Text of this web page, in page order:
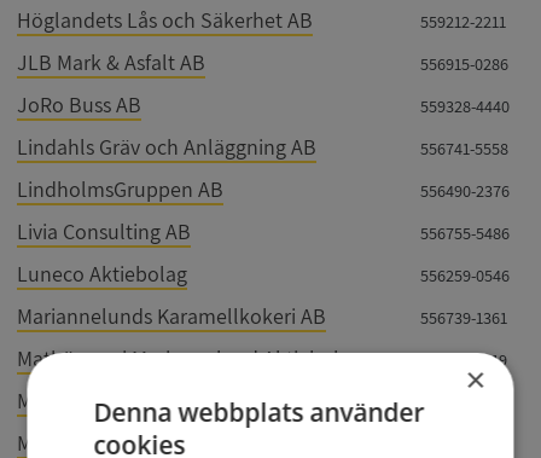
Höglandets Lås och Säkerhet AB 559212-2211
JLB Mark & Asfalt AB 556915-0286
JoRo Buss AB 559328-4440
Lindahls Gräv och Anläggning AB 556741-5558
LindholmsGruppen AB 556490-2376
Livia Consulting AB 556755-5486
Luneco Aktiebolag 556259-0546
Mariannelunds Karamellkokeri AB 556739-1361
Mathörnan i Mariannelund Aktiebolag 556542-2119
MC-Butiken i Eksjö AB 556563-0182
Mek & Montage Hjältevad AB
×
Denna webbplats använder
cookies